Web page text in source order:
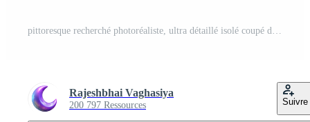
pittoresque recherché photoréaliste, ultra détaillé isolé coupé de une seul, patiné, cuivre toiture galets avec transparent Contexte PNG Pro
Rajeshbhai Vaghasiya
200 797 Ressources Suivre